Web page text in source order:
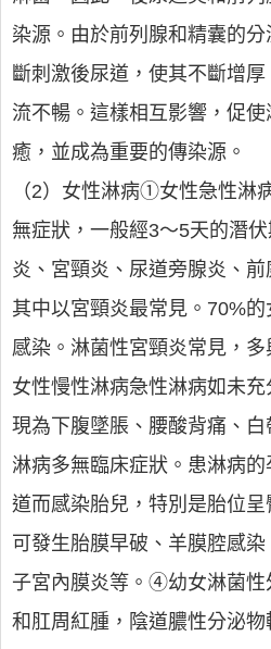
染源。由於前列腺和精囊的
斷刺激後尿道，使其不斷增厚
流不暢。這樣相互影響，促
癒，並成為重要的傳染源。
（2）女性淋病①女性急性淋
無症狀，一般經3～5天的潛
炎、宮頸炎、尿道旁腺炎、前
其中以宮頸炎最常見。70%
感染。淋菌性宮頸炎常見，
女性慢性淋病急性淋病如未
現為下腹墜脹、腰酸背痛、
淋病多無臨床症狀。患淋病
道而感染胎兒，特別是胎位呈
可發生胎膜早破、羊膜腔感
子宮內膜炎等。④幼女淋菌性
和肛周紅腫，陰道膿性分泌